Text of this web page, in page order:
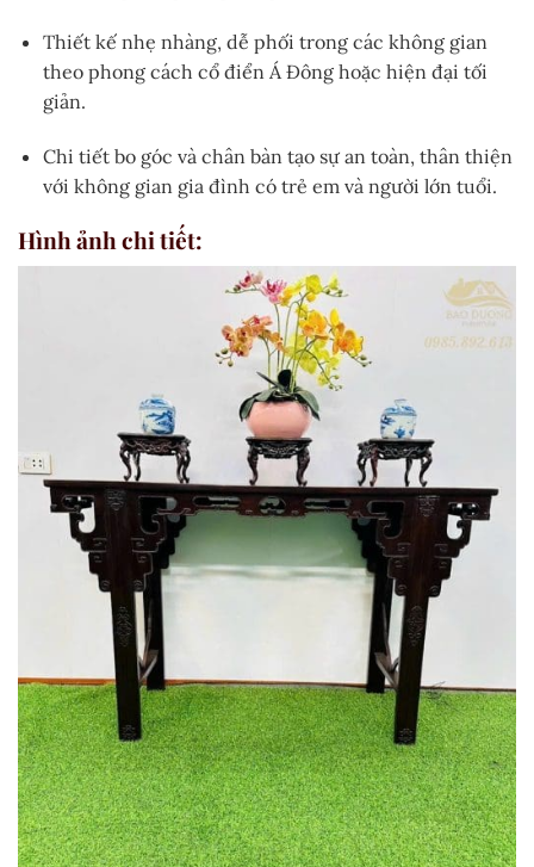
Thiết kế nhẹ nhàng, dễ phối trong các không gian
theo phong cách cổ điển Á Đông hoặc hiện đại tối
giản.
Chi tiết bo góc và chân bàn tạo sự an toàn, thân thiện
với không gian gia đình có trẻ em và người lớn tuổi.
Hình ảnh chi tiết: